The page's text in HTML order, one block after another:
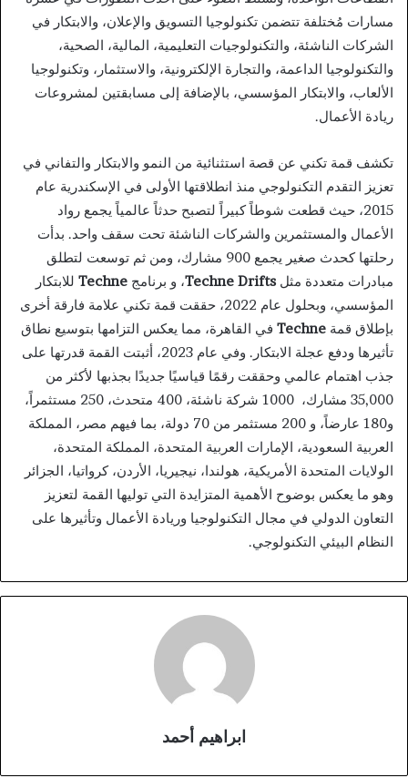
مسارات مُختلفة تتضمن تكنولوجيا التسويق والإعلان، والابتكار في
الشركات الناشئة، والتكنولوجيات التعليمية، المالية، الصحية،
والتكنولوجيا الداعمة، والتجارة الإلكترونية، والاستثمار، وتكنولوجيا
الألعاب، والابتكار المؤسسي، بالإضافة إلى مسابقتين لمشروعات
ريادة الأعمال.
تكشف قمة تكني عن قصة استثنائية من النمو والابتكار والتفاني في
تعزيز التقدم التكنولوجي منذ انطلاقتها الأولى في الإسكندرية عام
2015، حيث قطعت شوطاً كبيراً لتصبح حدثاً عالمياً يجمع رواد
الأعمال والمستثمرين والشركات الناشئة تحت سقف واحد. بدأت
رحلتها كحدث صغير يجمع 900 مشارك، ومن ثم توسعت لتطلق
مبادرات متعددة مثل Techne Drifts، و برنامج Techne للابتكار
المؤسسي، وبحلول عام 2022، حققت قمة تكني علامة فارقة أخرى
بإطلاق قمة Techne في القاهرة، مما يعكس التزامها بتوسيع نطاق
تأثيرها ودفع عجلة الابتكار. وفي عام 2023، أثبتت القمة قدرتها على
جذب اهتمام عالمي وحققت رقمًا قياسيًا جديدًا بجذبها لأكثر من
35,000 مشارك، 1000 شركة ناشئة، 400 متحدث، 250 مستثمراً،
و180 عارضاً، و 200 مستثمر من 70 دولة، بما فيهم مصر، المملكة
العربية السعودية، الإمارات العربية المتحدة، المملكة المتحدة،
الولايات المتحدة الأمريكية، هولندا، نيجيريا، الأردن، كرواتيا، الجزائر
وهو ما يعكس بوضوح الأهمية المتزايدة التي توليها القمة لتعزيز
التعاون الدولي في مجال التكنولوجيا وريادة الأعمال وتأثيرها على
النظام البيئي التكنولوجي.
ابراهيم أحمد